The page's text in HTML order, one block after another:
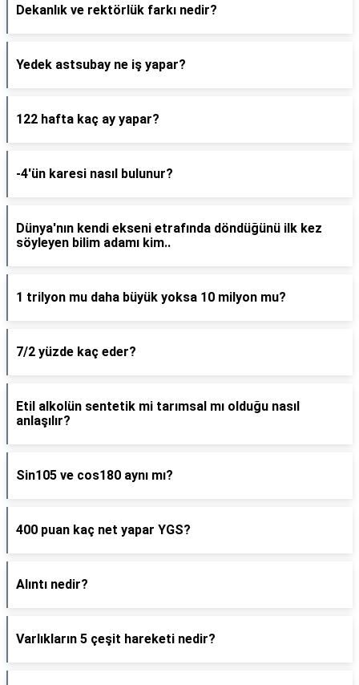
Dekanlık ve rektörlük farkı nedir?
Yedek astsubay ne iş yapar?
122 hafta kaç ay yapar?
-4'ün karesi nasıl bulunur?
Dünya'nın kendi ekseni etrafında döndüğünü ilk kez
söyleyen bilim adamı kim..
1 trilyon mu daha büyük yoksa 10 milyon mu?
7/2 yüzde kaç eder?
Etil alkolün sentetik mi tarımsal mı olduğu nasıl
anlaşılır?
Sin105 ve cos180 aynı mı?
400 puan kaç net yapar YGS?
Alıntı nedir?
Varlıkların 5 çeşit hareketi nedir?